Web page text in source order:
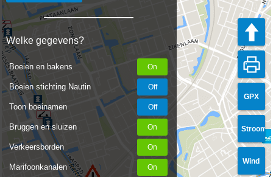
Welke gegevens?
Boeien en bakens
Boeien stichting Nautin
Toon boeinamen
Bruggen en sluizen
Verkeersborden
Marifoonkanalen
GPX
Stroom
Wind